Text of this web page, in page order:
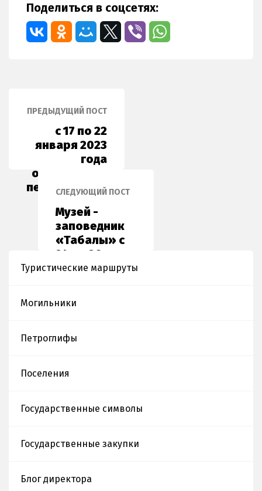
Поделиться в соцсетях:
ПРЕДЫДУЩИЙ ПОСТ
с 17 по 22
января 2023
года
организовал
передвижную
выставку в
«Музее
Алматы»
СЛЕДУЮЩИЙ ПОСТ
Музей -
заповедник
«Таңбалы» с
24 по 29
января 2023
передвижную
Туристические маршруты
Могильники
Петроглифы
Поселения
Государственные символы
Государственные закупки
Блог директора